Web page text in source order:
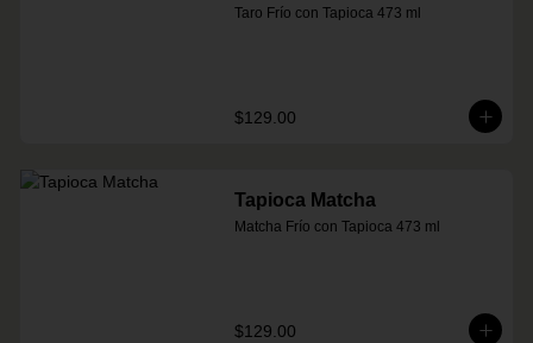
Taro Frío con Tapioca 473 ml
$129.00
Tapioca Matcha
Matcha Frío con Tapioca 473 ml
$129.00